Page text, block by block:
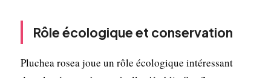
Rôle écologique et conservation
Pluchea rosea joue un rôle écologique intéressant